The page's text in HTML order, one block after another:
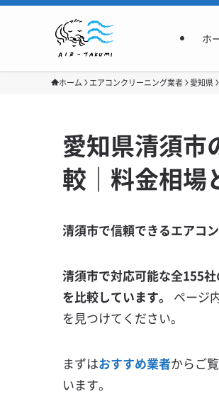
ホ
ホーム エアコンクリーニング業者 愛知県
愛知県清須市
較｜料金相場
清須市で信頼できるエアコ
清須市で対応可能な全155
を比較しています。
ページ
を見つけてください。
まずはおすすめ業者からご
います。